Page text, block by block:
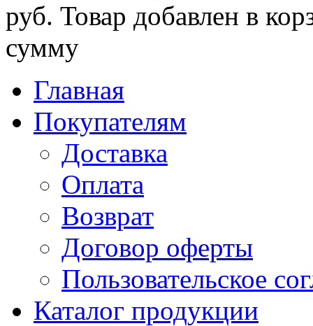
руб. Товар добавлен в
сумму
Главная
Покупателям
Доставка
Оплата
Возврат
Договор оферты
Пользовательское
Каталог продукции